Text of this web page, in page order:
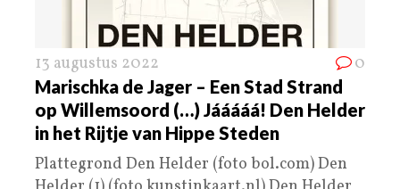
13 augustus 2022 0
Marischka de Jager – Een Stad Strand
op Willemsoord (…) Jááááá! Den Helder
in het Rijtje van Hippe Steden
Plattegrond Den Helder (foto bol.com) Den